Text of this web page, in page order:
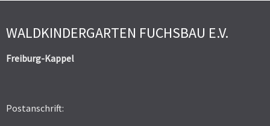
WALDKINDERGARTEN FUCHSBAU E.V.
Freiburg-Kappel
Postanschrift: